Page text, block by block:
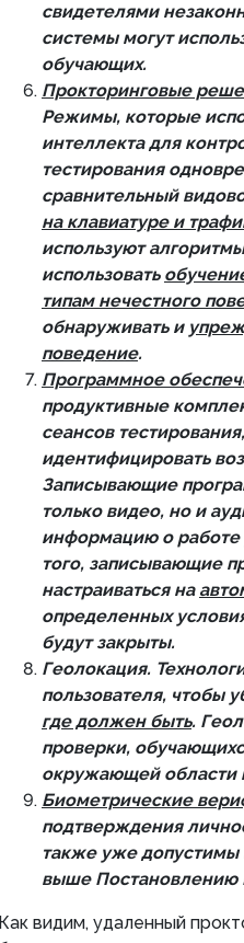
свидетелями
системы могут
обучающих.
Прокторинговые
Режимы, которые
интеллекта для
тестирования
сравнительный
на клавиатуре и
используют
использовать
типам нечестного
обнаруживать и
поведение.
Программное
продуктивные
сеансов
идентифицировать
Записывающие
только видео, но и
информацию о работе
того, записывающие
настраиваться на
определенных
будут закрыты.
Геолокация.
пользователя, чтобы
где должен быть.
проверки,
окружающей области
Биометрические
подтверждения
также уже
выше Постановлению
Как видим, удаленный